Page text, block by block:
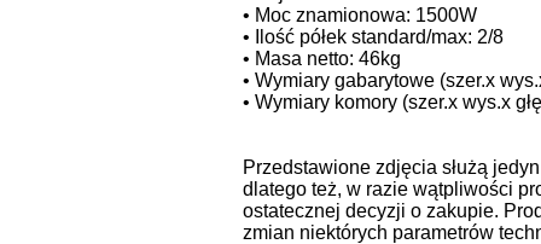
• Moc znamionowa: 1500W
• Ilość półek standard/max: 2/8
• Masa netto: 46kg
• Wymiary gabarytowe (szer.x
• Wymiary komory (szer.x wys.x
Przedstawione zdjęcia służą
dlatego też, w razie wątpliwości
ostatecznej decyzji o zakupie.
zmian niektórych parametrów